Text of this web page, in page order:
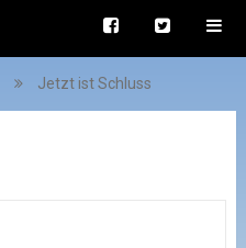
Jetzt ist Schluss